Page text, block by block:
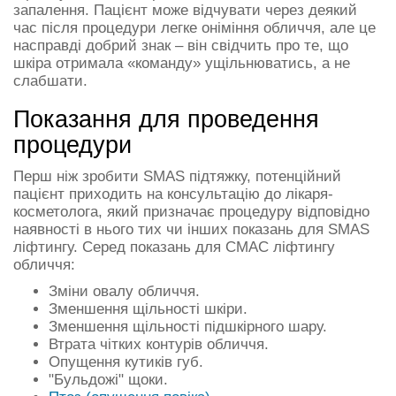
запалення. Пацієнт може відчувати через деякий
час після процедури легке оніміння обличчя, але це
насправді добрий знак – він свідчить про те, що
шкіра отримала «команду» ущільнюватись, а не
слабшати.
Показання для проведення
процедури
Перш ніж зробити SMAS підтяжку, потенційний
пацієнт приходить на консультацію до лікаря-
косметолога, який призначає процедуру відповідно
наявності в нього тих чи інших показань для SMAS
ліфтингу. Серед показань для СМАС ліфтингу
обличчя:
Зміни овалу обличчя.
Зменшення щільності шкіри.
Зменшення щільності підшкірного шару.
Втрата чітких контурів обличчя.
Опущення кутиків губ.
"Бульдожі" щоки.